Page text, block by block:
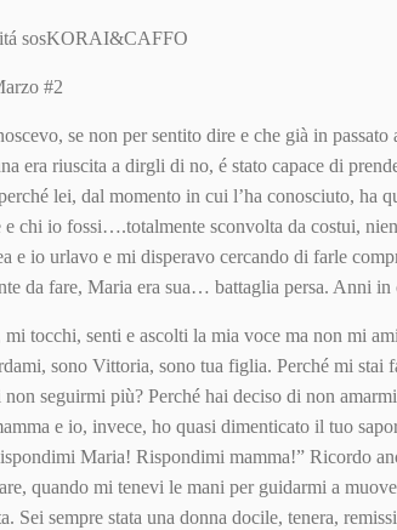
sosKORAI&CAFFO
#2
se non per sentito dire e che già in passato
era riuscita a dirgli di no, é stato capace di
lei, dal momento in cui l’ha conosciuto, ha
e chi io fossi….totalmente sconvolta da costui,
e io urlavo e mi disperavo cercando di farle
da fare, Maria era sua… battaglia persa. Anni in
tocchi, senti e ascolti la mia voce ma non mi
sono Vittoria, sono tua figlia. Perché mi stai
seguirmi più? Perché hai deciso di non
e io, invece, ho quasi dimenticato il tuo
Maria! Rispondimi mamma!” Ricordo
quando mi tenevi le mani per guidarmi a
Sei sempre stata una donna docile, tenera,